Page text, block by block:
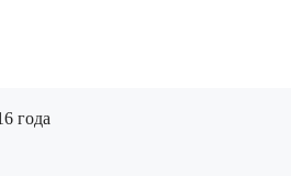
года